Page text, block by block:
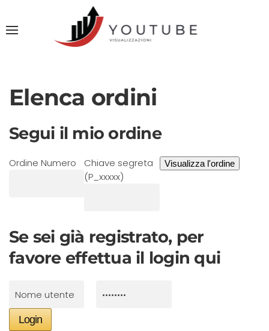
Elenca ordini
Segui il mio ordine
Ordine Numero
Chiave segreta
(P_xxxxx)
Se sei già registrato, per
favore effettua il login qui